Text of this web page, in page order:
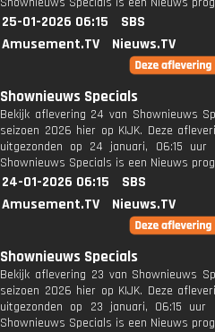
25-01-2026 06:15
SBS
Amusement.TV
Nieuws.TV
Shownieuws Specials
Bekijk aflevering 24 van Shownieuws
seizoen 2026 hier op KIJK. Deze
uitgezonden op 24 januari, 06:15 uur
Shownieuws Specials is een Nieuws
24-01-2026 06:15
SBS
Amusement.TV
Nieuws.TV
Shownieuws Specials
Bekijk aflevering 23 van Shownieuws
seizoen 2026 hier op KIJK. Deze
uitgezonden op 23 januari, 06:15 uur
Shownieuws Specials is een Nieuws